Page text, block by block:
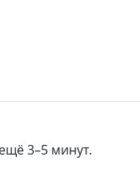
3–5 минут.